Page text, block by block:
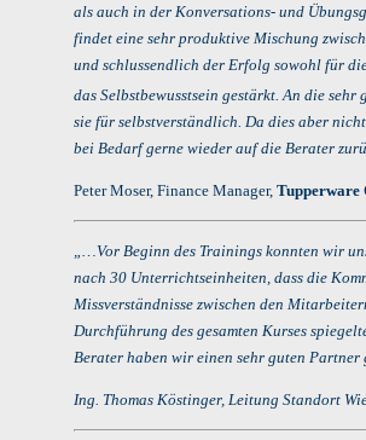
als auch in der Konversations- und
findet eine sehr produktive Mischung
und schlussendlich der Erfolg sowohl für
das Selbstbewusstsein gestärkt. An die
sie für selbstverständlich. Da dies aber
bei Bedarf gerne wieder auf die Berater
Peter Moser, Finance Manager,Tupperware
„…Vor Beginn des Trainings konnten wir
nach 30 Unterrichtseinheiten, dass die
Missverständnisse zwischen den
Durchführung des gesamten Kurses
Berater haben wir einen sehr guten
Ing. Thomas Köstinger, Leitung Standort